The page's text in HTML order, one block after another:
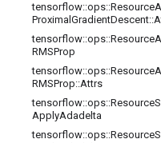
tensorflow::ops::Resource
Proximal GradientDescent::
tensorflow::ops::Resource
RMSProp
tensorflow::ops::Resource
RMSProp::Attrs
tensorflow::ops::Resource
ApplyAdadelta
tensorflow::ops::Resource